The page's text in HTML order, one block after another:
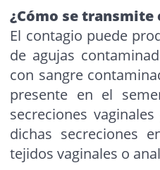
¿Cómo se transmite
El contagio puede
de agujas
con sangre
presente en el
secreciones
dichas secreciones
tejidos vaginales o